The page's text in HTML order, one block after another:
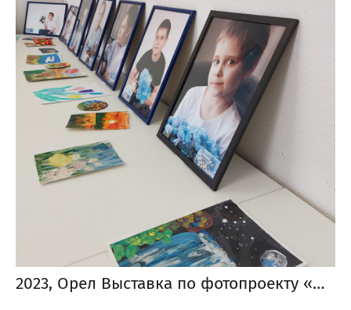
2023, Орел Выставка по фотопроекту «Особенные цветы», которая проходила в стенах Семейного МФЦ